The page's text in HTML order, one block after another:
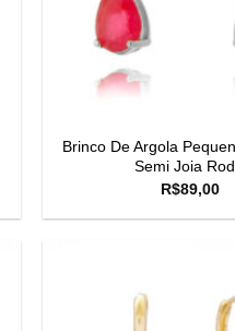
Brinco De Argola
Semi Joia
R$89,00